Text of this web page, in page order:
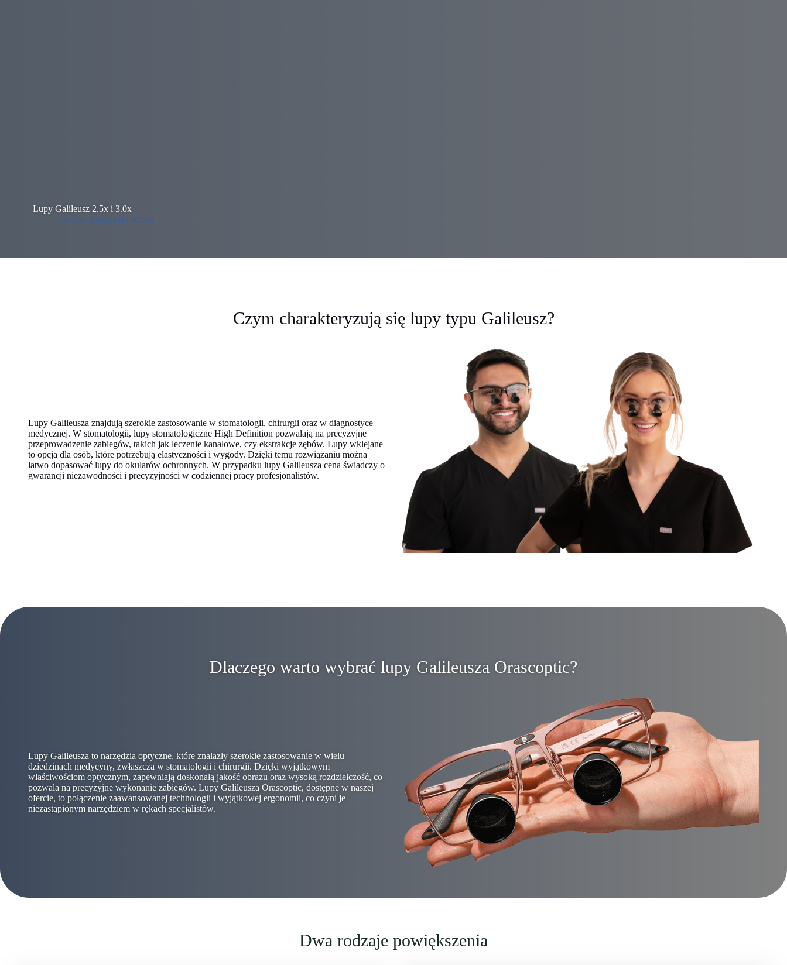
Lupy Galileusz 2.5x i 3.0x
UMÓW PREZENTACJE
Czym charakteryzują się lupy typu Galileusz?
Lupy Galileusza znajdują szerokie zastosowanie w stomatologii, chirurgii oraz w diagnostyce
medycznej. W stomatologii, lupy stomatologiczne High Definition pozwalają na precyzyjne
przeprowadzenie zabiegów, takich jak leczenie kanałowe, czy ekstrakcje zębów. Lupy wklejane
to opcja dla osób, które potrzebują elastyczności i wygody. Dzięki temu rozwiązaniu można
łatwo dopasować lupy do okularów ochronnych. W przypadku lupy Galileusza cena świadczy o
gwarancji niezawodności i precyzyjności w codziennej pracy profesjonalistów.
Dlaczego warto wybrać lupy Galileusza Orascoptic?
Lupy Galileusza to narzędzia optyczne, które znalazły szerokie zastosowanie w wielu
dziedzinach medycyny, zwłaszcza w stomatologii i chirurgii. Dzięki wyjątkowym
właściwościom optycznym, zapewniają doskonałą jakość obrazu oraz wysoką rozdzielczość, co
pozwala na precyzyjne wykonanie zabiegów. Lupy Galileusza Orascoptic, dostępne w naszej
ofercie, to połączenie zaawansowanej technologii i wyjątkowej ergonomii, co czyni je
niezastąpionym narzędziem w rękach specjalistów.
Dwa rodzaje powiększenia